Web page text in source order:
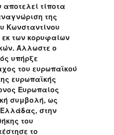
αποτελεί τίποτα
της
Κωνσταντίνου
των κορυφαίων
Άλλωστε ο
υπήρξε
του ευρωπαϊκού
ευρωπαϊκής
Ευρωπαίος
συμβολή, ως
στην
του
το